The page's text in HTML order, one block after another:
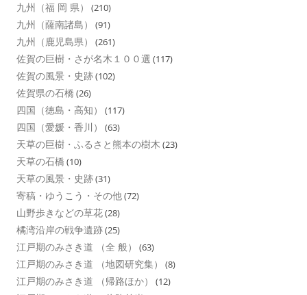
九州（福 岡 県） (210)
九州（薩南諸島） (91)
九州（鹿児島県） (261)
佐賀の巨樹・さが名木１００選 (117)
佐賀の風景・史跡(102)
佐賀県の石橋 (26)
四国（徳島・高知） (117)
四国（愛媛・香川） (63)
天草の巨樹・ふるさと熊本の樹木 (23)
天草の石橋 (10)
天草の風景・史跡(31)
寄稿・ゆうこう・その他(72)
山野歩きなどの草花(28)
橘湾沿岸の戦争遺跡(25)
江戸期のみさき道 （全 般） (63)
江戸期のみさき道 （地図研究集） (8)
江戸期のみさき道 （帰路ほか） (12)